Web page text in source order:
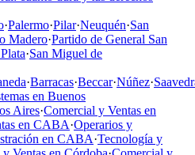
·Palermo·Pilar·Neuquén·San
Madero·Partido de General San
·San Miguel de
·Barracas·Beccar·Núñez·
en Buenos
Aires·Comercial y Ventas en
en CABA·Operarios y
en CABA·Tecnología y